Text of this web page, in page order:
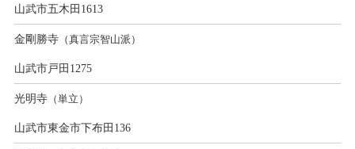
山武市五木田1613
金剛勝寺（真言宗智山派）
山武市戸田1275
光明寺（単立）
山武市東金市下布田136